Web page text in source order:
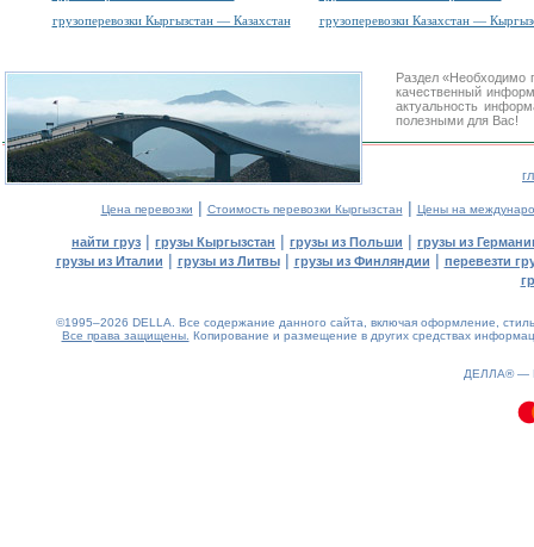
грузоперевозки Кыргызстан — Казахстан
грузоперевозки Казахстан —
Раздел «Необходимо
качественный
актуальность
полезными для Вас!
Цена перевозки | Стоимость перевозки Кыргызстан | Цены на
найти груз | грузы Кыргызстан | грузы из Польши | грузы из
грузы из Италии | грузы из Литвы| грузы из Финляндии | перевезти
©1995–2026 DELLA. Все содержание данного сайта, включая оформление,
Все права защищены. Копирование и размещение в других средствах
ДЕЛЛА® —